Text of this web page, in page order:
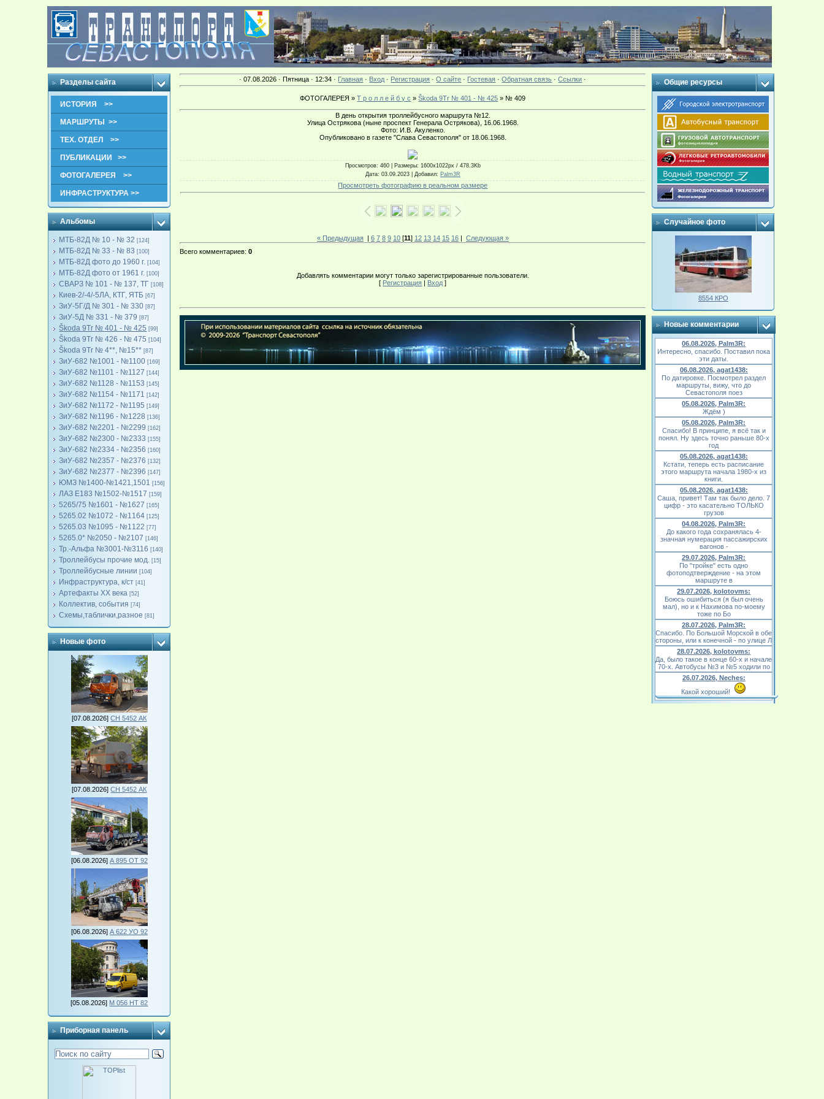
Разделы сайта
ИСТОРИЯ >>
МАРШРУТЫ >>
ТЕХ. ОТДЕЛ >>
ПУБЛИКАЦИИ >>
ФОТОГАЛЕРЕЯ >>
ИНФРАСТРУКТУРА >>
Альбомы
МТБ-82Д № 10 - № 32 [124]
МТБ-82Д № 33 - № 83 [100]
МТБ-82Д фото до 1960 г. [104]
МТБ-82Д фото от 1961 г. [100]
СВАРЗ № 101 - № 137, ТГ [108]
Киев-2/-4/-5ЛА, КТГ, ЯТБ [67]
ЗиУ-5Г/Д № 301 - № 330 [87]
ЗиУ-5Д № 331 - № 379 [87]
Škoda 9Tr № 401 - № 425 [99]
Škoda 9Tr № 426 - № 475 [104]
Škoda 9Tr № 4**, №15** [87]
ЗиУ-682 №1001 - №1100 [169]
ЗиУ-682 №1101 - №1127 [144]
ЗиУ-682 №1128 - №1153 [145]
ЗиУ-682 №1154 - №1171 [142]
ЗиУ-682 №1172 - №1195 [149]
ЗиУ-682 №1196 - №1228 [136]
ЗиУ-682 №2201 - №2299 [162]
ЗиУ-682 №2300 - №2333 [155]
ЗиУ-682 №2334 - №2356 [160]
ЗиУ-682 №2357 - №2376 [132]
ЗиУ-682 №2377 - №2396 [147]
ЮМЗ №1400-№1421,1501 [156]
ЛАЗ Е183 №1502-№1517 [159]
5265/75 №1601 - №1627 [165]
5265.02 №1072 - №1164 [125]
5265.03 №1095 - №1122 [77]
5265.0* №2050 - №2107 [146]
Тр.-Альфа №3001-№3116 [140]
Троллейбусы прочие мод. [15]
Троллейбусные линии [104]
Инфраструктура, к/ст [41]
Артефакты ХХ века [52]
Коллектив, события [74]
Схемы,таблички,разное [81]
Новые фото
[07.08.2026]СН 5452 АК
[07.08.2026]СН 5452 АК
[06.08.2026] А 895 ОТ 92
[06.08.2026] А 622 УО 92
[05.08.2026] М 056 НТ 82
Приборная панель
· 07.08.2026 · Пятница · 12:34 · Главная · Вход · Регистрация ·О сайте · Гостевая ·Обратная связь ·Ссылки ·
ФОТОГАЛЕРЕЯ »Т р о л л е й б у с »Škoda 9Tr № 401 - № 425 » № 409
В день открытия троллейбусного маршрута №12.
Улица Острякова (ныне проспект Генерала Острякова), 16.06.1968.
Фото: И.В. Акуленко.
Опубликовано в газете "Слава Севастополя" от 18.06.1968.
Просмотров: 460 | Размеры: 1600x1022px / 478.3Kb
Дата: 03.09.2023 | Добавил: Palm3R
Просмотреть фотографию в реальном размере
« Предыдущая| 6 7 8 9 10[11] 12 13 14 15 16| Следующая »
Всего комментариев:0
Добавлять комментарии могут только зарегистрированные пользователи.
[ Регистрация | Вход ]
Общие ресурсы
Случайное фото
8554 КРО
Новые комментарии
06.08.2026, Palm3R:
Интересно, спасибо. Поставил пока
эти даты.
06.08.2026, agat1438:
По датировке. Посмотрел раздел
маршруты, вижу, что до
Севастополя поез
05.08.2026, Palm3R:
Ждём )
05.08.2026, Palm3R:
Спасибо! В принципе, я всё так и
понял. Ну здесь точно раньше 80-х
год
05.08.2026, agat1438:
Кстати, теперь есть расписание
этого маршрута начала 1980-х из
книги.
05.08.2026, agat1438:
Саша, привет! Там так было дело. 7
цифр - это касательно ТОЛЬКО
грузов
04.08.2026, Palm3R:
До какого года сохранялась 4-
значная нумерация пассажирских
вагонов -
29.07.2026, Palm3R:
По "тройке" есть одно
фотоподтверждение - на этом
маршруте в
29.07.2026, kolotovms:
Боюсь ошибиться (я был очень
мал), но и к Нахимова по-моему
тоже по Бо
28.07.2026, Palm3R:
Спасибо. По Большой Морской в обе
стороны, или к конечной - по улице Л
28.07.2026, kolotovms:
Да, было такое в конце 60-х и начале
70-х. Автобусы №3 и №5 ходили по
26.07.2026, Neches:
Какой хороший!